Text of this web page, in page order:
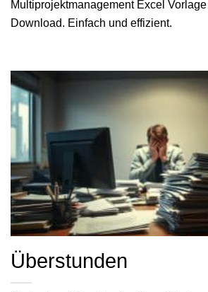
Multiprojektmanagement Excel
Download. Einfach und effizient.
Überstunden